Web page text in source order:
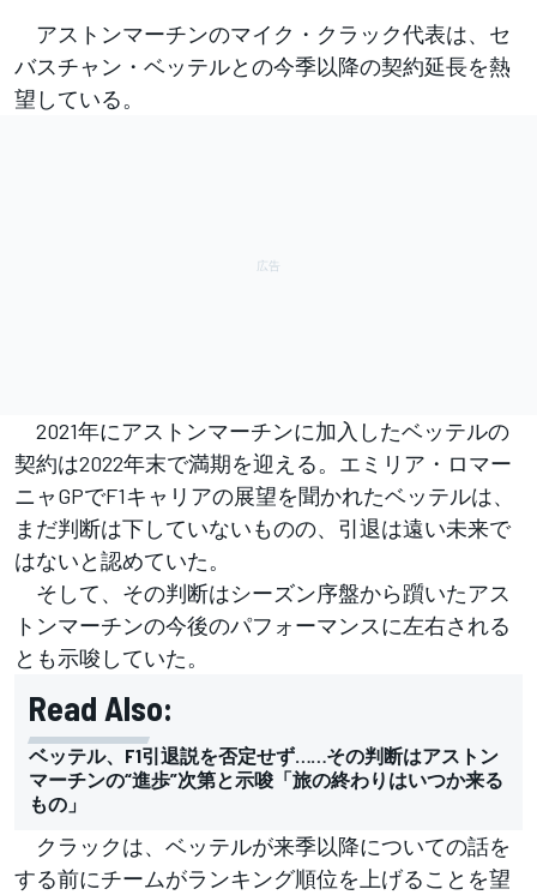
アストンマーチンのマイク・クラック代表は、セ
バスチャン・ベッテルとの今季以降の契約延長を熱
望している。
2021年にアストンマーチンに加入したベッテルの
契約は2022年末で満期を迎える。エミリア・ロマー
ニャGPでF1キャリアの展望を聞かれたベッテルは、
まだ判断は下していないものの、引退は遠い未来で
はないと認めていた。
そして、その判断はシーズン序盤から躓いたアス
トンマーチンの今後のパフォーマンスに左右される
とも示唆していた。
Read Also:
ベッテル、F1引退説を否定せず……その判断はアストン
マーチンの“進歩”次第と示唆「旅の終わりはいつか来る
もの」
クラックは、ベッテルが来季以降についての話を
する前にチームがランキング順位を上げることを望